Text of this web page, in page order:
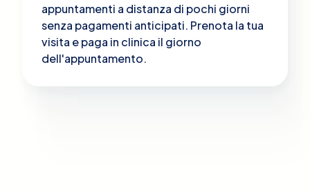
appuntamenti a distanza di pochi giorni
senza pagamenti anticipati. Prenota la tua
visita e paga in clinica il giorno
dell'appuntamento.